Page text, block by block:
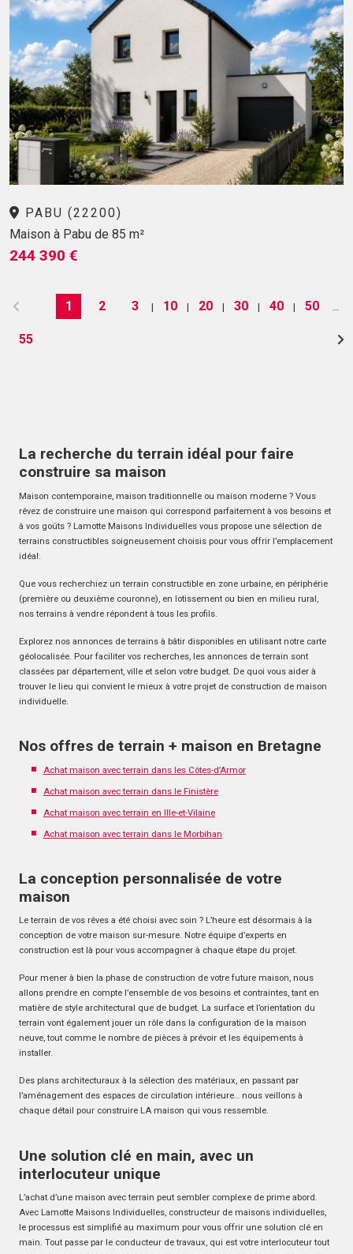
PABU (22200)
Maison à Pabu de 85 m²
244 390 €
1 2 3 | 10 | 20 | 30 | 40 | 50
55
La recherche du terrain idéal pour faire
construire sa maison
Maison contemporaine, maison traditionnelle ou maison moderne ? Vous
rêvez de construire une maison qui correspond parfaitement à vos besoins et
à vos goûts ? Lamotte Maisons Individuelles vous propose une sélection de
terrains constructibles soigneusement choisis pour vous offrir l’emplacement
idéal.
Que vous recherchiez un terrain constructible en zone urbaine, en périphérie
(première ou deuxième couronne), en lotissement ou bien en milieu rural,
nos terrains à vendre répondent à tous les profils.
Explorez nos annonces de terrains à bâtir disponibles en utilisant notre carte
géolocalisée. Pour faciliter vos recherches, les annonces de terrain sont
classées par département, ville et selon votre budget. De quoi vous aider à
trouver le lieu qui convient le mieux à votre projet de construction de maison
individuelle.
Nos offres de terrain + maison en Bretagne
Achat maison avec terrain dans les Côtes-d’Armor
Achat maison avec terrain dans le Finistère
Achat maison avec terrain en Ille-et-Vilaine
Achat maison avec terrain dans le Morbihan
La conception personnalisée de votre
maison
Le terrain de vos rêves a été choisi avec soin ? L’heure est désormais à la
conception de votre maison sur-mesure. Notre équipe d’experts en
construction est là pour vous accompagner à chaque étape du projet.
Pour mener à bien la phase de construction de votre future maison, nous
allons prendre en compte l’ensemble de vos besoins et contraintes, tant en
matière de style architectural que de budget. La surface et l’orientation du
terrain vont également jouer un rôle dans la configuration de la maison
neuve, tout comme le nombre de pièces à prévoir et les équipements à
installer.
Des plans architecturaux à la sélection des matériaux, en passant par
l’aménagement des espaces de circulation intérieure… nous veillons à
chaque détail pour construire LA maison qui vous ressemble.
Une solution clé en main, avec un
interlocuteur unique
L’achat d’une maison avec terrain peut sembler complexe de prime abord.
Avec Lamotte Maisons Individuelles, constructeur de maisons individuelles,
le processus est simplifié au maximum pour vous offrir une solution clé en
main. Tout passe par le conducteur de travaux, qui est votre interlocuteur tout